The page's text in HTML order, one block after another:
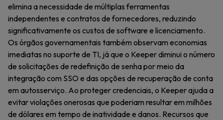
elimina a necessidade de múltiplas ferramentas
independentes e contratos de fornecedores, reduzindo
significativamente os custos de software e licenciamento.
Os órgãos governamentais também observam economias
imediatas no suporte de TI, já que o Keeper diminui o número
de solicitações de redefinição de senha por meio da
integração com SSO e das opções de recuperação de conta
em autosserviço. Ao proteger credenciais, o Keeper ajuda a
evitar violações onerosas que poderiam resultar em milhões
de dólares em tempo de inatividade e danos. Recursos que